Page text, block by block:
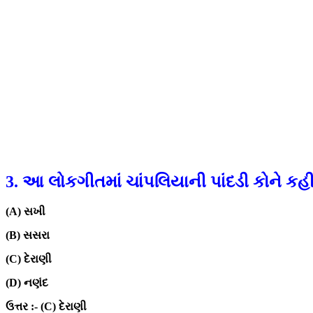
3. આ લોકગીતમાં ચાંપલિયાની પાંદડી કોને
(A) સખી
(B) સસરા
(C) દેરાણી
(D) નણંદ
ઉત્તર :- (C) દેરાણી